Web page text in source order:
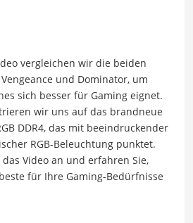
vergleichen wir die beiden
und Dominator, um
sich besser für Gaming eignet.
wir uns auf das brandneue
DDR4, das mit beeindruckender
RGB-Beleuchtung punktet.
Video an und erfahren Sie,
für Ihre Gaming-Bedürfnisse